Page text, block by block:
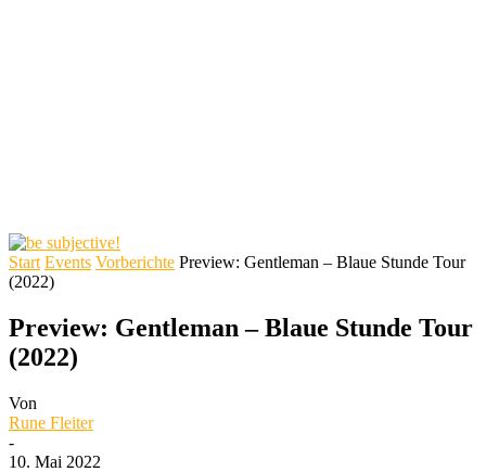
Start Events Vorberichte Preview: Gentleman – Blaue Stunde Tour
(2022)
Preview: Gentleman – Blaue Stunde Tour
(2022)
Von
Rune Fleiter
-
10. Mai 2022